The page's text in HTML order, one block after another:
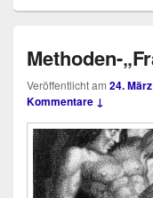
Methoden-
Veröffentlicht am 24.
Kommentare ↓